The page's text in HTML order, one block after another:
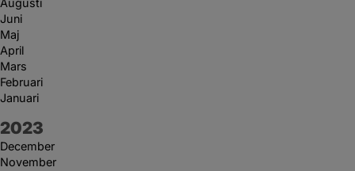
Juni
Maj
April
Mars
Februari
Januari
År:
2023
December
November